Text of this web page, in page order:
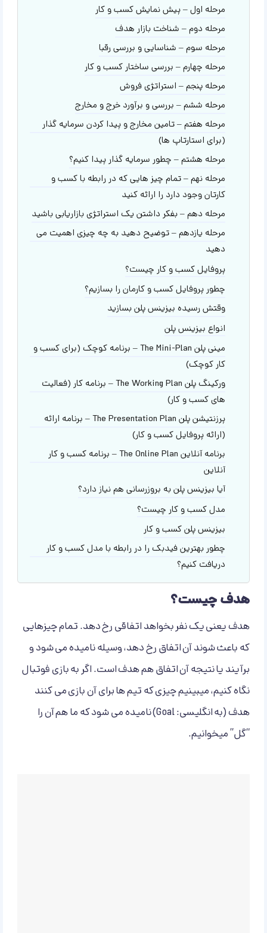
مرحله اول – پیش نمایش کسب و کار
مرحله دوم – شناخت بازار هدف
مرحله سوم – شناسایی و بررسی رقبا
مرحله چهارم – بررسی ساختار کسب و کار
مرحله پنجم – استراتژی فروش
مرحله ششم – بررسی و برآورد خرج و مخارج
مرحله هفتم – تامین مخارج و پیدا کردن سرمایه گذار
(برای استارتاپ ها)
مرحله هشتم – چطور سرمایه گذار پیدا کنیم؟
مرحله نهم – تمام چیز هایی که در رابطه با کسب و
کارتان وجود دارد را ارائه کنید
مرحله دهم – بفکر داشتن یک استراتژی بازاریابی باشید
مرحله یازدهم – توضیح دهید به چه چیزی اهمیت می
دهید
پروفایل کسب و کار چیست؟
چطور پروفایل کسب و کارمان را بسازیم؟
وقتش رسیده بیزینس پلن بسازید
انواع بیزینس پلن
مینی پلن The Mini-Plan – برنامه کوچک (برای کسب و
کار کوچک)
ورکینگ پلن The Working Plan – برنامه کار (فعالیت
های کسب و کار)
پرزنتیشن پلن The Presentation Plan – برنامه ارائه
(ارائه پروفایل کسب و کار)
برنامه آنلاین The Online Plan – برنامه کسب و کار
آنلاین
آیا بیزینس پلن به بروزرسانی هم نیاز دارد؟
مدل کسب و کار چیست؟
بیزینس پلن کسب و کار
چطور بهترین فیدبک را در رابطه با مدل کسب و کار
دریافت کنیم؟
هدف چیست؟
هدف یعنی یک نفر بخواهد اتفاقی رخ دهد. تمام چیزهایی
که باعث شوند آن اتفاق رخ دهد، وسیله نامیده می شود و
برآیند یا نتیجه آن اتفاق هم هدف است. اگر به بازی فوتبال
نگاه کنیم، میبینیم چیزی که تیم ها برای آن بازی می کنند
هدف (به انگلیسی: Goal) نامیده می شود که ما هم آن را
“گل” میخوانیم.